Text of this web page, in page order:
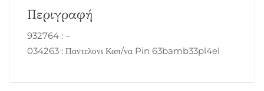
Περιγραφή
932764 : –
034263 : Παντελονι Καπ/να Pin 63bamb33pl4el